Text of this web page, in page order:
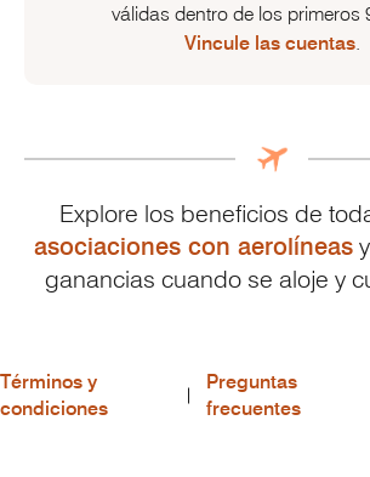
válidas dentro de los primeros
Vincule las cuentas.
Explore los beneficios de
asociaciones con aerolíneas
ganancias cuando se aloje y
Términos y
condiciones
Preguntas
frecuentes